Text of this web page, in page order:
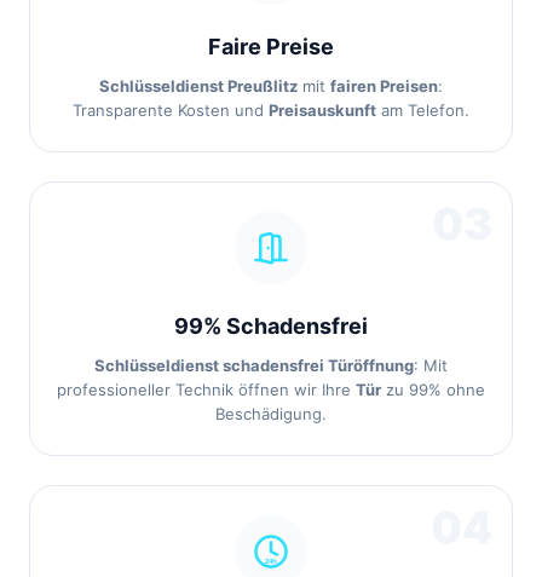
Faire Preise
Schlüsseldienst Preußlitz mit fairen Preisen:
Transparente Kosten und Preisauskunft am Telefon.
99% Schadensfrei
Schlüsseldienst schadensfrei Türöffnung: Mit
professioneller Technik öffnen wir Ihre Tür zu 99% ohne
Beschädigung.